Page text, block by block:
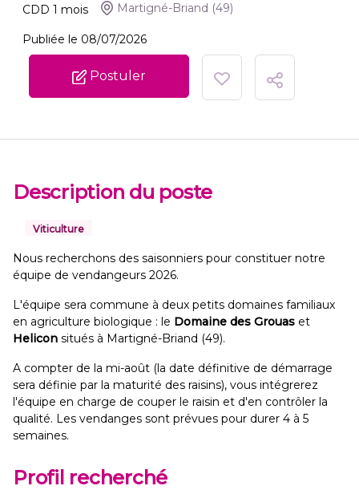
CDD 1 mois Martigné-Briand (49)
Publiée le 08/07/2026
Postuler
Description du poste
Viticulture
Nous recherchons des saisonniers pour constituer notre
équipe de vendangeurs 2026.
L'équipe sera commune à deux petits domaines familiaux
en agriculture biologique : le Domaine des Grouas et
Helicon situés à Martigné-Briand (49).
A compter de la mi-août (la date définitive de démarrage
sera définie par la maturité des raisins), vous intégrerez
l'équipe en charge de couper le raisin et d'en contrôler la
qualité. Les vendanges sont prévues pour durer 4 à 5
semaines.
Profil recherché